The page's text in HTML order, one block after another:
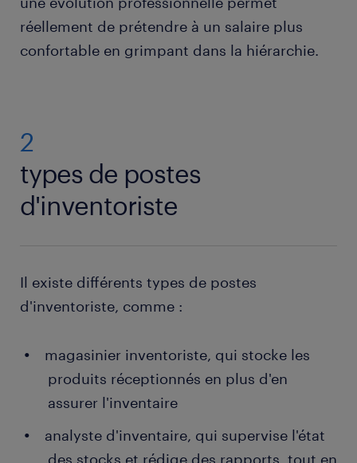
réellement de prétendre à un salaire plus
confortable en grimpant dans la hiérarchie.
2
types de postes
d'inventoriste
Il existe différents types de postes
d'inventoriste, comme :
magasinier inventoriste, qui stocke les
produits réceptionnés en plus d'en
assurer l'inventaire
analyste d'inventaire, qui supervise l'état
des stocks et rédige des rapports, tout en